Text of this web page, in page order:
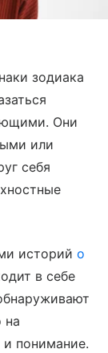
зодиака
Они
или
себя
историйо
в себе
на
и понимание.